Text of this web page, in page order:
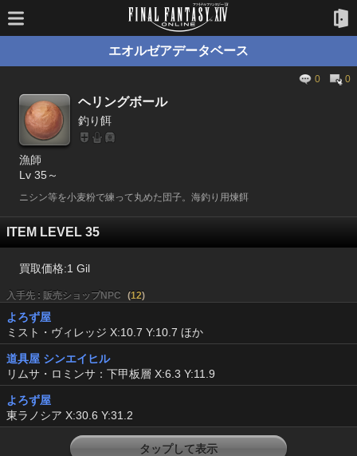
エオルゼアデータベース
0 0
ヘリングボール
釣り餌
漁師
Lv 35～
ニシン等を小麦粉で練って丸めた団子。海釣り用煉餌
ITEM LEVEL 35
買取価格:1 Gil
入手先 : 販売ショップNPC (12)
よろず屋
ミスト・ヴィレッジ X:10.7 Y:10.7 ほか
道具屋 シンエイヒル
リムサ・ロミンサ：下甲板層 X:6.3 Y:11.9
よろず屋
東ラノシア X:30.6 Y:31.2
タップして表示